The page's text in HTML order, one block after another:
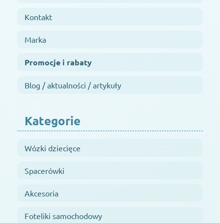
Kontakt
Marka
Promocje i rabaty
Blog / aktualności / artykuły
Kategorie
Wózki dziecięce
Spacerówki
Akcesoria
Foteliki samochodowy